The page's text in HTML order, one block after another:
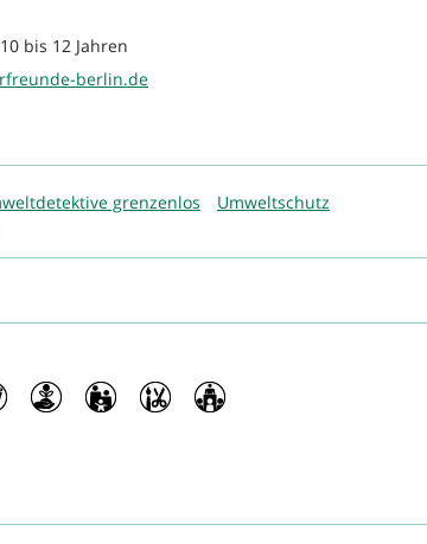
bis 12 Jahren
berlin.de
grenzenlos
Umweltschutz